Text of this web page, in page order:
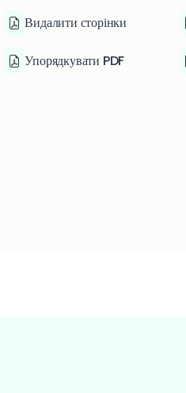
Видалити сторінки
Упорядкувати PDF